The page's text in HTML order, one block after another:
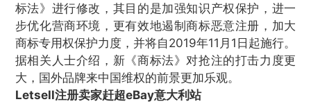
标法》进行修改，其目的是加强知识产权保护，进一
步优化营商环境，更有效地遏制商标恶意注册，加大
商标专用权保护力度，并将自2019年11月1日起施行。
据相关人士介绍，新《商标法》对抢注的打击力度更
大，国外品牌来中国维权的前景更加乐观。
Letsell注册卖家赶超eBay意大利站